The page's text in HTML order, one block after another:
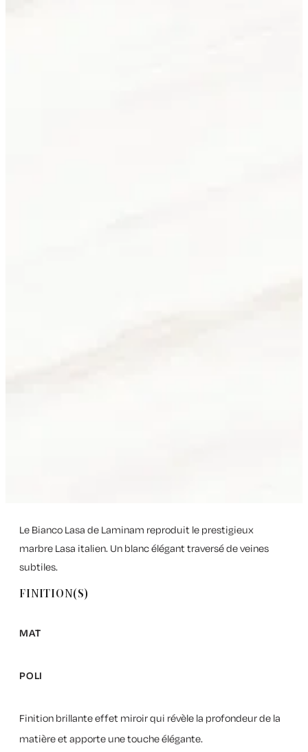
Le Bianco Lasa de Laminam reproduit le prestigieux
marbre Lasa italien. Un blanc élégant traversé de veines
subtiles.
FINITION(S)
MAT
POLI
Finition brillante effet miroir qui révèle la profondeur de la
matière et apporte une touche élégante.